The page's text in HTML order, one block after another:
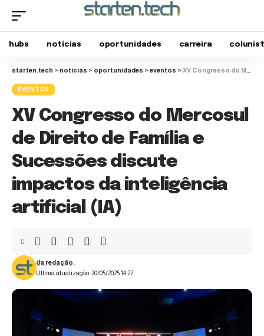
hubs notícias oportunidades carreira
starten.tech > notícias > oportunidades > eventos > XV Congresso do Mercosul de Direito de Família e Sucessões discute impactos da inteligência artificial (IA)
EVENTOS
XV Congresso do Mercosul
de Direito de Família e
Sucessões discute
impactos da inteligência
artificial (IA)
Última atualização: 20/05/2025 14:27
da redação.